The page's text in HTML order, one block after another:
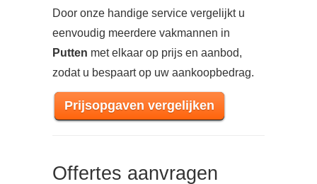
Door onze handige service vergelijkt u
eenvoudig meerdere vakmannen in
Putten met elkaar op prijs en aanbod,
zodat u bespaart op uw aankoopbedrag.
Prijsopgaven vergelijken
Offertes aanvragen